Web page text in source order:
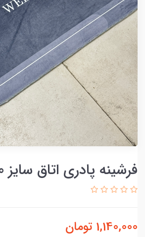
فرشینه پادری اتاق سایز 50 در 70
1,140,000 تومان